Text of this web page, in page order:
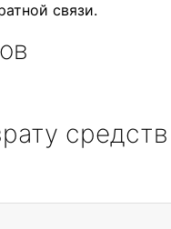
связи.
средств